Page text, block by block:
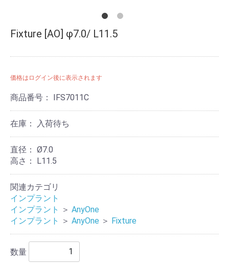
Fixture [AO] φ7.0/ L11.5
価格はログイン後に表示されます
商品番号： IFS7011C
在庫： 入荷待ち
直径： Ø7.0
高さ： L11.5
関連カテゴリ
インプラント
インプラント
＞ AnyOne
インプラント
＞ AnyOne ＞ Fixture
数量